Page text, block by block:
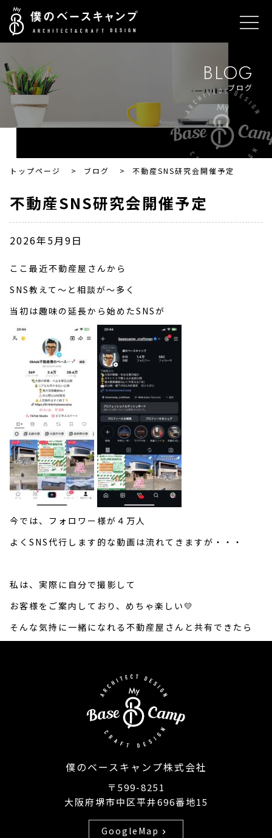
BLOG
ブログ
トップページ > ブログ > 不動産SNS研究会開催予定
不動産SNS研究会開催予定
2026年5月9日
ここ最近不動産屋さんから
SNS教えて～と相談が～多く
当初は趣味の延長から始めたSNSが
今では、フォロワー様が４万人
よくSNS代行します的な動画は流れてきますが・・・
私は、実際に自分で撮影して
お客様をご案内しており、めちゃ楽しい💛
そんな気持に一緒になれる不動産屋さんと共有できたら
僕のベースキャンプ株式会社
〒599-8251
大阪府堺市中区平井696番地15
GoogleMap chevron_right